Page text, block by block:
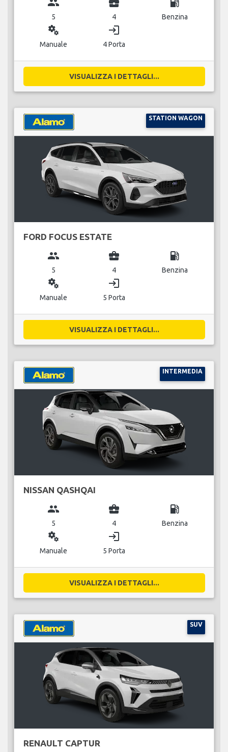
5 4 Benzina
miscellaneous_services
Manuale
login
4 Porta
VISUALIZZA I DETTAGLI...
STATION WAGON
FORD FOCUS ESTATE
group
5
business_center
4
local_gas_station
Benzina
miscellaneous_services
Manuale
login
5 Porta
VISUALIZZA I DETTAGLI...
INTERMEDIA
NISSAN QASHQAI
group
5
business_center
4
local_gas_station
Benzina
miscellaneous_services
Manuale
login
5 Porta
VISUALIZZA I DETTAGLI...
SUV
RENAULT CAPTUR